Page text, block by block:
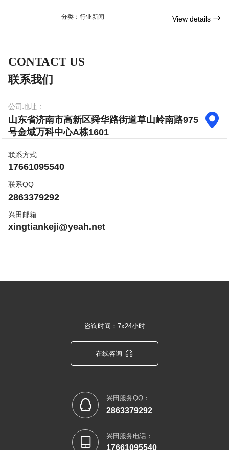
年8月发布以来，虽然一直是PPT，但网友们一直
分类： 行业新闻 View details 
CONTACT US
联系我们
公司地址：
山东省济南市高新区舜华路街道草山岭南路975
号金域万科中心A栋1601

联系方式
17661095540
联系QQ
2863379292
兴田邮箱
xingtiankeji@yeah.net
咨询时间：7x24小时
在线咨询 
 兴田服务QQ：
2863379292
 兴田服务电话：
17661095540